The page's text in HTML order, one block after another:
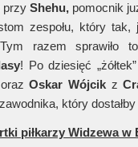
przy Shehu, pomocnik
zespołu, który
razem sprawiło
! Po dziesięć
orazOskar Wójcikz
który
piłkarzy Widzewa w